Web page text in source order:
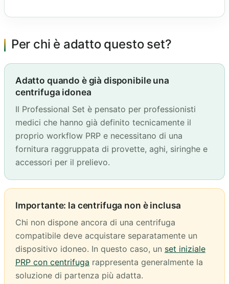
Per chi è adatto questo set?
Adatto quando è già disponibile una
centrifuga idonea
Il Professional Set è pensato per professionisti
medici che hanno già definito tecnicamente il
proprio workflow PRP e necessitano di una
fornitura raggruppata di provette, aghi, siringhe e
accessori per il prelievo.
Importante: la centrifuga non è inclusa
Chi non dispone ancora di una centrifuga
compatibile deve acquistare separatamente un
dispositivo idoneo. In questo caso, un set iniziale
PRP con centrifuga rappresenta generalmente la
soluzione di partenza più adatta.